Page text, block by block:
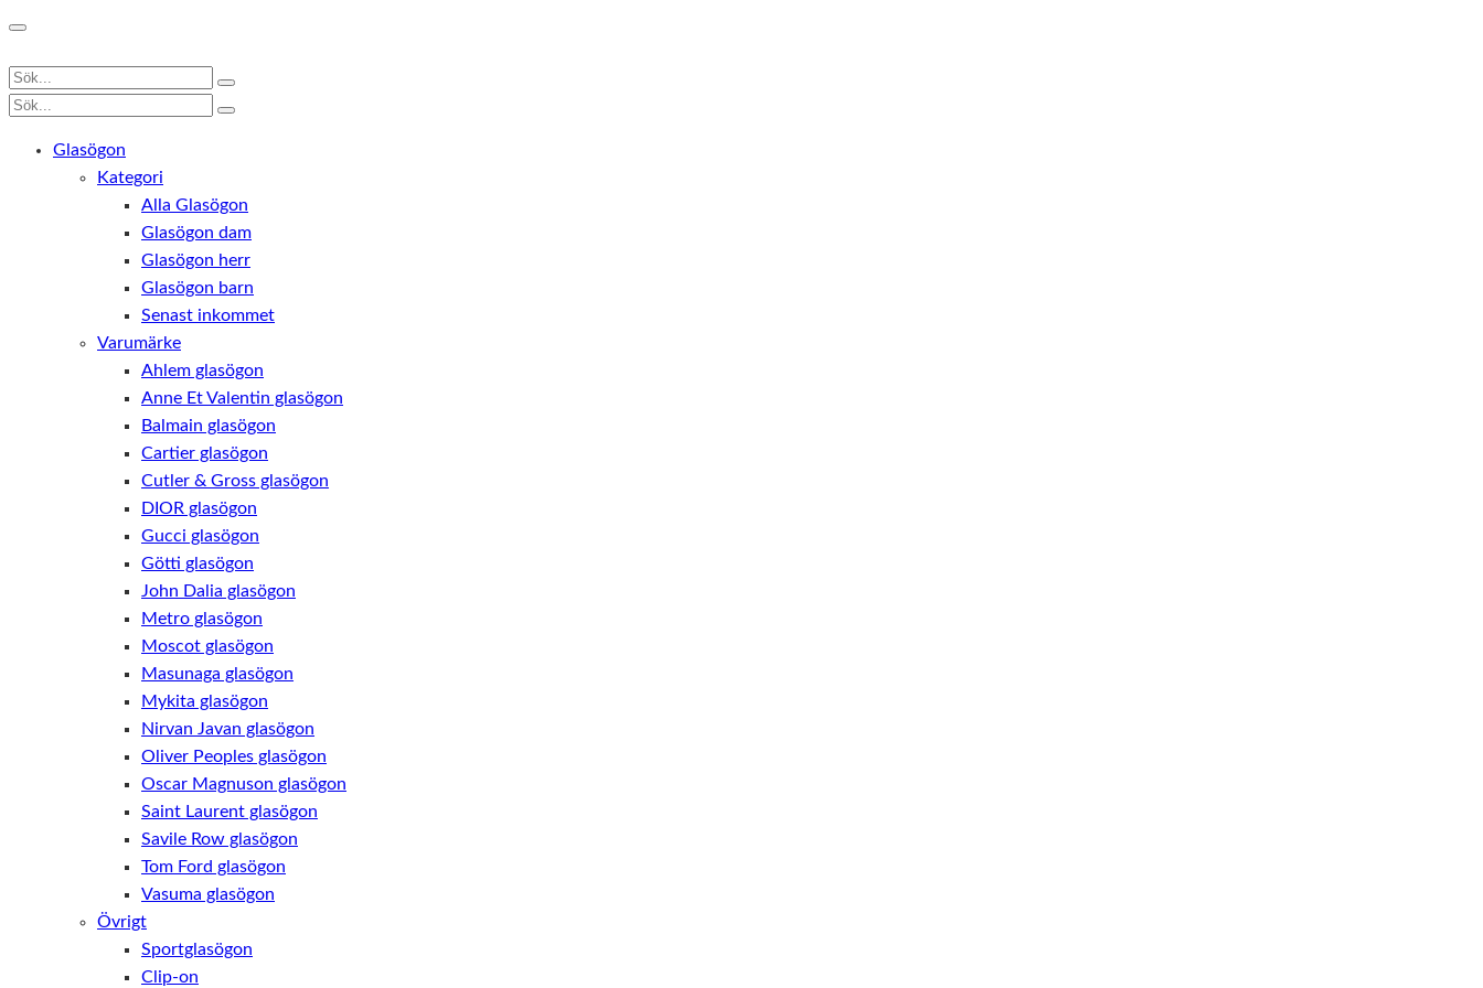
Glasögon
Kategori
Alla Glasögon
Glasögon dam
Glasögon herr
Glasögon barn
Senast inkommet
Varumärke
Ahlem glasögon
Anne Et Valentin glasögon
Balmain glasögon
Cartier glasögon
Cutler & Gross glasögon
DIOR glasögon
Gucci glasögon
Götti glasögon
John Dalia glasögon
Metro glasögon
Moscot glasögon
Masunaga glasögon
Mykita glasögon
Nirvan Javan glasögon
Oliver Peoples glasögon
Oscar Magnuson glasögon
Saint Laurent glasögon
Savile Row glasögon
Tom Ford glasögon
Vasuma glasögon
Övrigt
Sportglasögon
Clip-on